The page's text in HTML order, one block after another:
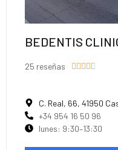
BEDENTIS
25 reseñas     
C. Real, 66, 41950
+34 954 16 50 96
lunes: 9:30–13:30